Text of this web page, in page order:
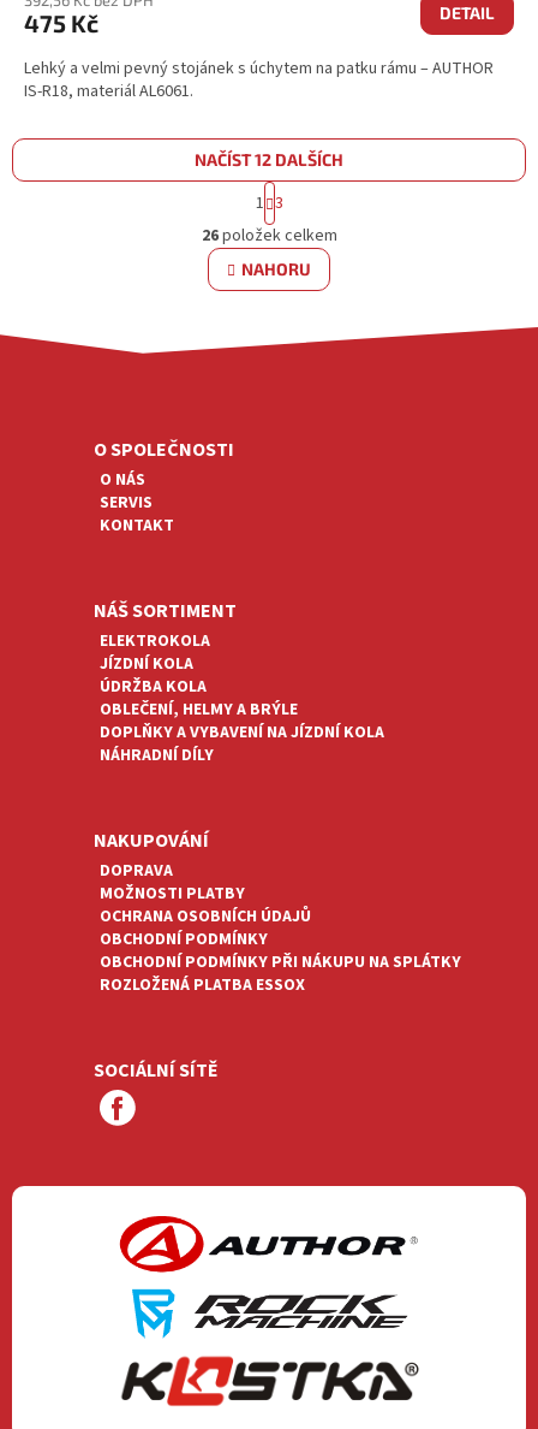
475 Kč DETAIL
Lehký a velmi pevný stojánek s úchytem na patku rámu – AUTHOR
IS-R18, materiál AL6061.
O
V
L
Á
A
NAČÍST 12 DALŠÍCH
S
T
R
Á
N
K
1 3
26položek celkem
NAHORU
O SPOLEČNOSTI
O NÁS
SERVIS
KONTAKT
NÁŠ SORTIMENT
ELEKTROKOLA
JÍZDNÍ KOLA
ÚDRŽBA KOLA
OBLEČENÍ, HELMY A BRÝLE
DOPLŇKY A VYBAVENÍ NA JÍZDNÍ KOLA
NÁHRADNÍ DÍLY
NAKUPOVÁNÍ
DOPRAVA
MOŽNOSTI PLATBY
OCHRANA OSOBNÍCH ÚDAJŮ
OBCHODNÍ PODMÍNKY
OBCHODNÍ PODMÍNKY PŘI NÁKUPU NA SPLÁTKY
ROZLOŽENÁ PLATBA ESSOX
SOCIÁLNÍ SÍTĚ